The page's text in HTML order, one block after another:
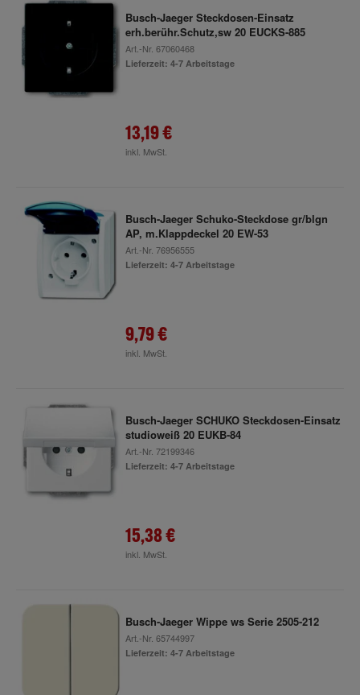
Busch-Jaeger Steckdosen-Einsatz
erh.berühr.Schutz,sw 20 EUCKS-885
Art.-Nr. 67060468
Lieferzeit: 4-7 Arbeitstage
13,19 €
inkl. MwSt.
Busch-Jaeger Schuko-Steckdose gr/blgn
AP, m.Klappdeckel 20 EW-53
Art.-Nr. 76956555
Lieferzeit: 4-7 Arbeitstage
9,79 €
inkl. MwSt.
Busch-Jaeger SCHUKO Steckdosen-Einsatz
studioweiß 20 EUKB-84
Art.-Nr. 72199346
Lieferzeit: 4-7 Arbeitstage
15,38 €
inkl. MwSt.
Busch-Jaeger Wippe ws Serie 2505-212
Art.-Nr. 65744997
Lieferzeit: 4-7 Arbeitstage